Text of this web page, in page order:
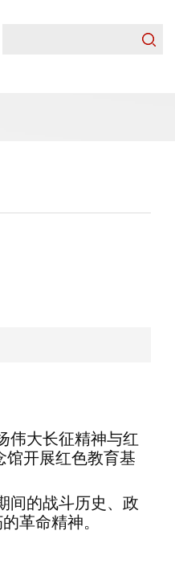
伟大长征精神与红
馆开展红色教育基
间的战斗历史、政
革命精神。